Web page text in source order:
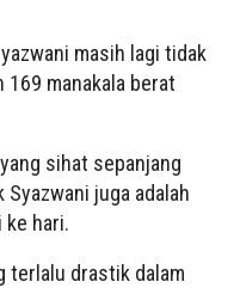
masih lagi tidak
169 manakala berat
sihat sepanjang
Syazwani juga adalah
ke hari.
terlalu drastik dalam